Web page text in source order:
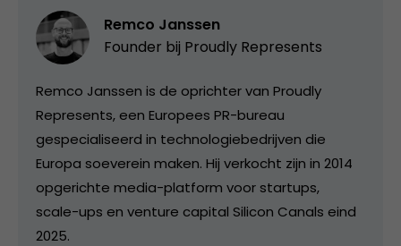
Remco Janssen
Founder bij Proudly Represents
Remco Janssen is de oprichter van Proudly
Represents, een Europees PR-bureau
gespecialiseerd in technologiebedrijven die
Europa soeverein maken. Hij verkocht zijn in 2014
opgerichte media-platform voor startups,
scale-ups en venture capital Silicon Canals eind
2025.